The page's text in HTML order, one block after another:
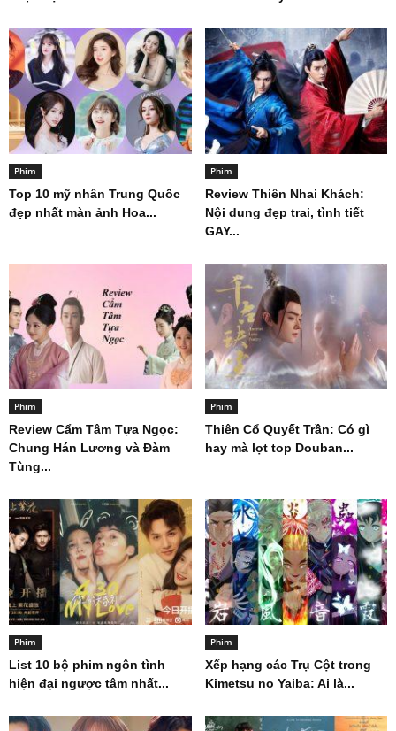
Phim
Top 10 mỹ nhân Trung Quốc
đẹp nhất màn ảnh Hoa...
Phim
Review Thiên Nhai Khách:
Nội dung đẹp trai, tình tiết
GAY...
Phim
Review Cẩm Tâm Tựa Ngọc:
Chung Hán Lương và Đàm
Tùng...
Phim
Thiên Cổ Quyết Trần: Có gì
hay mà lọt top Douban...
Phim
List 10 bộ phim ngôn tình
hiện đại ngược tâm nhất...
Phim
Xếp hạng các Trụ Cột trong
Kimetsu no Yaiba: Ai là...